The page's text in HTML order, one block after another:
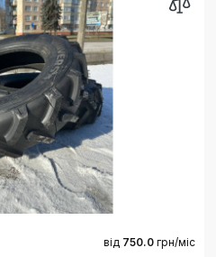
від 750.0 грн/міс